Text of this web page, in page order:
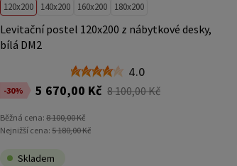
120x200 140x200 160x200 180x200
Levitační postel 120x200 z nábytkové desky,
bílá DM2
4.0
-30% 5 670,00 Kč 8 100,00 Kč
Běžná cena: 8 100,00 Kč
Nejnižší cena: 5 180,00 Kč
Skladem